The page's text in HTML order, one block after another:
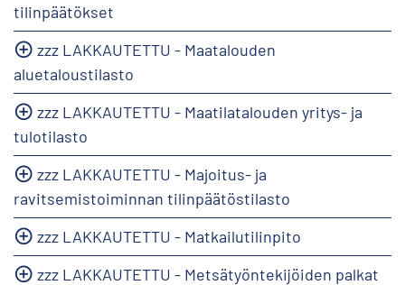
tilinpäätökset
zzz LAKKAUTETTU - Maatalouden
aluetaloustilasto
zzz LAKKAUTETTU - Maatilatalouden yritys- ja
tulotilasto
zzz LAKKAUTETTU - Majoitus- ja
ravitsemistoiminnan tilinpäätöstilasto
zzz LAKKAUTETTU - Matkailutilinpito
zzz LAKKAUTETTU - Metsätyöntekijöiden palkat